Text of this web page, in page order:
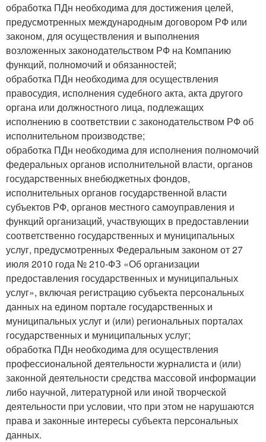
обработка ПДн необходима для достижения целей,
предусмотренных международным договором РФ или
законом, для осуществления и выполнения
возложенных законодательством РФ на Компанию
функций, полномочий и обязанностей;
обработка ПДн необходима для осуществления
правосудия, исполнения судебного акта, акта другого
органа или должностного лица, подлежащих
исполнению в соответствии с законодательством РФ об
исполнительном производстве;
обработка ПДн необходима для исполнения полномочий
федеральных органов исполнительной власти, органов
государственных внебюджетных фондов,
исполнительных органов государственной власти
субъектов РФ, органов местного самоуправления и
функций организаций, участвующих в предоставлении
соответственно государственных и муниципальных
услуг, предусмотренных Федеральным законом от 27
июля 2010 года № 210-ФЗ «Об организации
предоставления государственных и муниципальных
услуг», включая регистрацию субъекта персональных
данных на едином портале государственных и
муниципальных услуг и (или) региональных порталах
государственных и муниципальных услуг;
обработка ПДн необходима для осуществления
профессиональной деятельности журналиста и (или)
законной деятельности средства массовой информации
либо научной, литературной или иной творческой
деятельности при условии, что при этом не нарушаются
права и законные интересы субъекта персональных
данных.